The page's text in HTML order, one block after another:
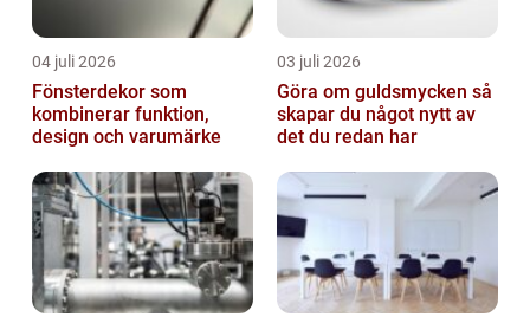
04 juli 2026
Fönsterdekor som
kombinerar funktion,
design och varumärke
03 juli 2026
Göra om guldsmycken så
skapar du något nytt av
det du redan har